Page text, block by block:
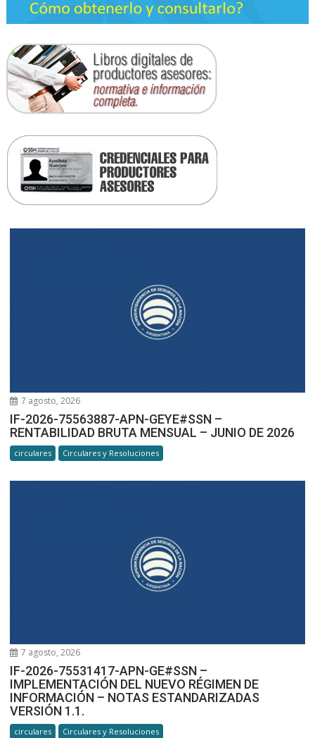
7 agosto, 2026
IF-2026-75563887-APN-GEYE#SSN –
RENTABILIDAD BRUTA MENSUAL – JUNIO DE 2026
circulares Circulares y Resoluciones
7 agosto, 2026
IF-2026-75531417-APN-GE#SSN –
IMPLEMENTACIÓN DEL NUEVO RÉGIMEN DE
INFORMACIÓN – NOTAS ESTANDARIZADAS
VERSIÓN 1.1.
circulares Circulares y Resoluciones